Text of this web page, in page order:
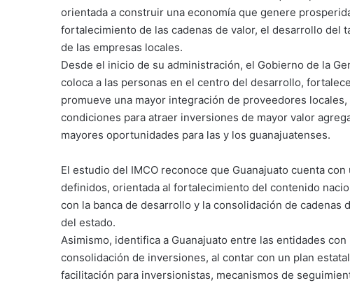
orientada a construir una economía que genere
fortalecimiento de las cadenas de valor, el desarrollo del
de las empresas locales.
Desde el inicio de su administración, el Gobierno de la
coloca a las personas en el centro del desarrollo,
promueve una mayor integración de proveedores
condiciones para atraer inversiones de mayor valor
mayores oportunidades para las y los guanajuatenses.
El estudio del IMCO reconoce que Guanajuato cuenta
definidos, orientada al fortalecimiento del contenido
con la banca de desarrollo y la consolidación de
del estado.
Asimismo, identifica a Guanajuato entre las entidades
consolidación de inversiones, al contar con un plan
facilitación para inversionistas, mecanismos de